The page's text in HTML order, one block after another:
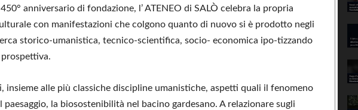
anniversario di fondazione, l’ ATENEO di SALÒ celebra la propria
con manifestazioni che colgono quanto di nuovo si è prodotto negli
storico-umanistica, tecnico-scientifica, socio- economica ipo-tizzando
insieme alle più classiche discipline umanistiche, aspetti quali il fenomeno
paesaggio, la biosostenibilità nel bacino gardesano. A relazionare sugli